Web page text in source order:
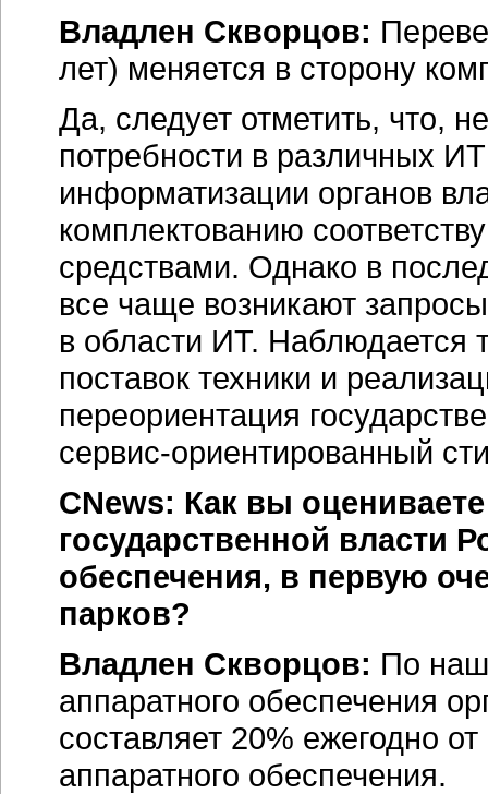
Владлен Скворцов:
лет) меняется в сторону
Да, следует отметить, что,
потребности в различных
информатизации органов
комплектованию
средствами. Однако в
все чаще возникают
в области ИТ. Наблюдается
поставок техники и
переориентация
сервис-ориентированный
CNews: Как вы
государственной власти
обеспечения, в первую
парков?
Владлен Скворцов: По
аппаратного обеспечения
составляет 20% ежегодно
аппаратного обеспечения.